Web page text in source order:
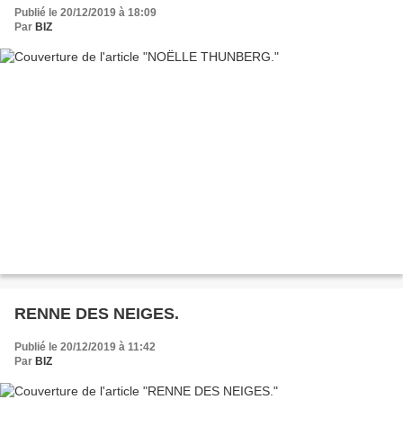
Publié le 20/12/2019 à 18:09
Par BIZ
RENNE DES NEIGES.
Publié le 20/12/2019 à 11:42
Par BIZ